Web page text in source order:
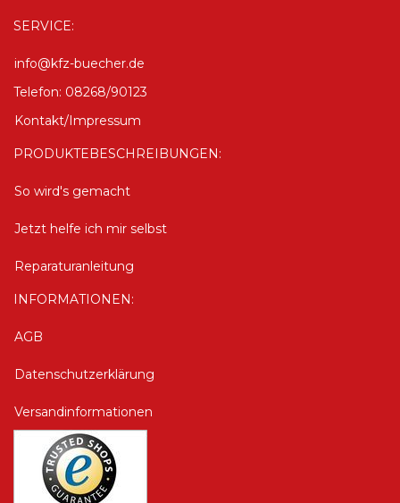
SERVICE:
info@kfz-buecher.de
Telefon: 08268/90123
Kontakt/Impressum
PRODUKTEBESCHREIBUNGEN:
So wird's gemacht
Jetzt helfe ich mir selbst
Reparaturanleitung
INFORMATIONEN:
AGB
Datenschutzerklärung
Versandinformationen